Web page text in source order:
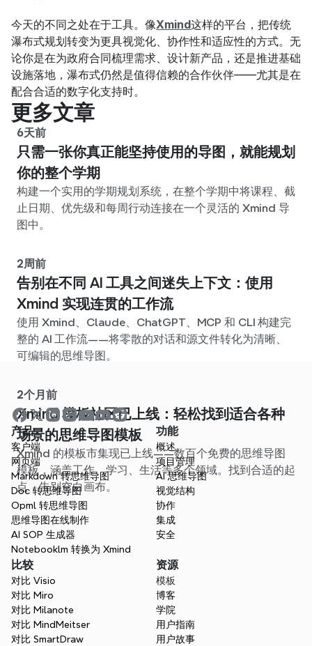
今天的不同之处在于工具。像Xmind这样的平台，把传统
瀑布式规划转变为更具视觉化、协作性和适应性的方式。无
论你是在为政府合同梳理需求、设计新产品，还是推进基础
设施落地，瀑布式仍然是值得信赖的合作伙伴——尤其是在
配合合适的数字化支持时。
更多文章
6天前
只需一张你真正能坚持使用的导图，就能规划
你的整个学期
构建一个实用的学期规划系统，在整个学期中将课程、截
止日期、优先级和每周行动连接在一个灵活的 Xmind 导
图中。
2周前
告别在不同 AI 工具之间迷失上下文：使用
Xmind 实现连贯的工作流
使用 Xmind、Claude、ChatGPT、MCP 和 CLI 构建完
整的 AI 工作流——将零散的对话和源文件转化为清晰、
可编辑的思维导图。
2个月前
Xmind 模板社区已上线：轻松找到适合各种
场景的思维导图模板
Xmind 的模板市集现已上线——数百个免费的思维导图
模板，涵盖工作、学习、生活等多个领域。找到合适的起
点，告别空白画布。
产品
客户端
网页端
Markdown 转思维导图
Doc 转思维导图
Opml 转思维导图
思维导图在线制作
AI SOP 生成器
Notebooklm 转换为 Xmind
功能
概述
项目管理
AI 思维导图
视觉结构
协作
集成
安全
比较
对比 Visio
对比 Miro
对比 Milanote
对比 MindMeitser
对比 SmartDraw
资源
模板
博客
学院
用户指南
用户故事